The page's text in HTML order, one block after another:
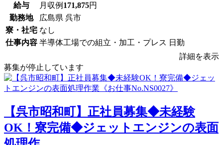
給与 月収例 171,875円
勤務地
広島県 呉市
寮・社宅 なし
仕事内容 半導体工場での組立・加工・プレス 日勤
詳細を表示
募集が停止しています
【呉市昭和町】正社員募集◆未経験
OK！寮完備◆ジェットエンジンの表面